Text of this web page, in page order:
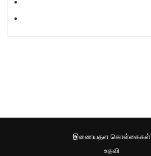
இணையதள கொள்கைகள்
உதவி